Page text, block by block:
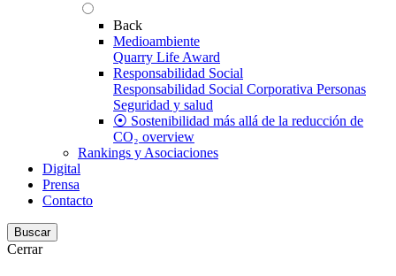
Back
Medioambiente
Quarry Life Award
Responsabilidad Social
Responsabilidad Social Corporativa Personas
Seguridad y salud
⦿ Sostenibilidad más allá de la reducción de
CO₂ overview
Rankings y Asociaciones
Digital
Prensa
Contacto
Buscar
Cerrar